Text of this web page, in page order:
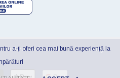
realizat deTransilvania Marketing
Metode
a-ți oferi cea mai bună experiență la